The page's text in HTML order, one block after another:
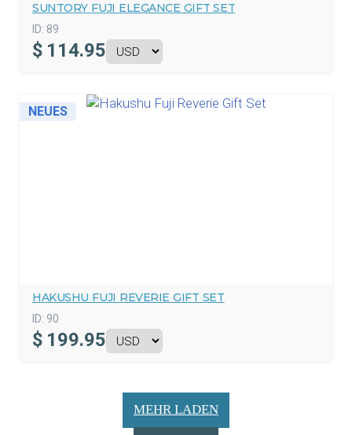
SUNTORY FUJI ELEGANCE GIFT SET
ID: 89
$ 114.95
NEUES
HAKUSHU FUJI REVERIE GIFT SET
ID: 90
$ 199.95
MEHR LADEN